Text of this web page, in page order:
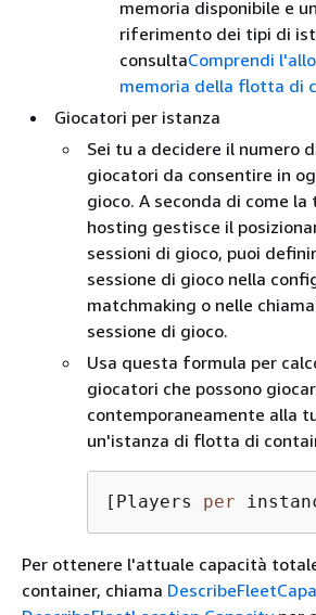
memoria disponibile e
riferimento dei tipi di
consultaComprendi
memoria della flotta di
Giocatori per istanza
Sei tu a decidere il numero
giocatori da consentire in
gioco. A seconda di come la
hosting gestisce il
sessioni di gioco, puoi
sessione di gioco nella
matchmaking o nelle
sessione di gioco.
Usa questa formula per
giocatori che possono
contemporaneamente alla
un'istanza di flotta di
[Players per
Per ottenere l'attuale capacità
container, chiama